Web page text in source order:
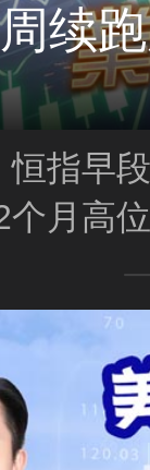
续
恒指早
个月高
会否成